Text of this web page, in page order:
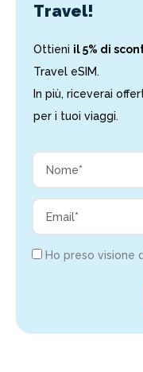
Travel!
Ottieni il 5% di
Travel eSIM.
In più, riceverai
per i tuoi viaggi.
Ho preso visione